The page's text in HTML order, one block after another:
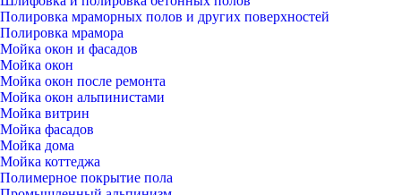
Полировка мраморных полов и других поверхностей
Полировка мрамора
Мойка окон и фасадов
Мойка окон
Мойка окон после ремонта
Мойка окон альпинистами
Мойка витрин
Мойка фасадов
Мойка дома
Мойка коттеджа
Полимерное покрытие пола